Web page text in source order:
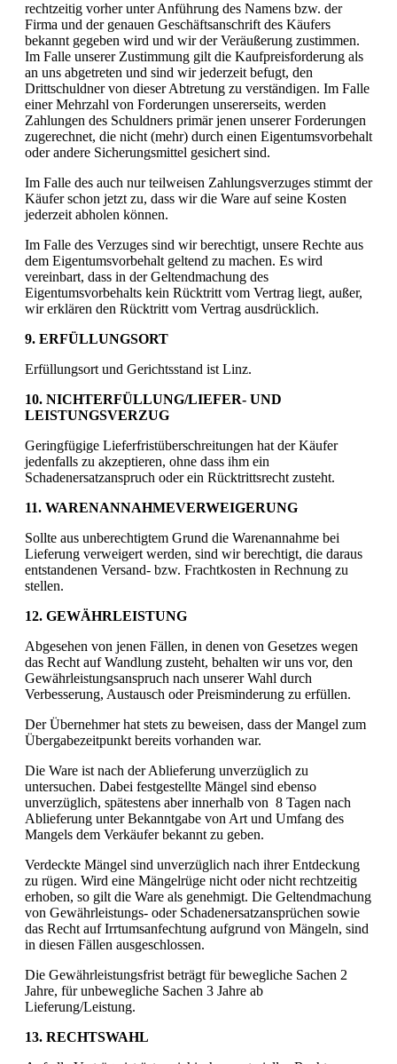
rechtzeitig vorher unter Anführung des Namens bzw. der
Firma und der genauen Geschäftsanschrift des Käufers
bekannt gegeben wird und wir der Veräußerung zustimmen.
Im Falle unserer Zustimmung gilt die Kaufpreisforderung als
an uns abgetreten und sind wir jederzeit befugt, den
Drittschuldner von dieser Abtretung zu verständigen. Im Falle
einer Mehrzahl von Forderungen unsererseits, werden
Zahlungen des Schuldners primär jenen unserer Forderungen
zugerechnet, die nicht (mehr) durch einen Eigentumsvorbehalt
oder andere Sicherungsmittel gesichert sind.
Im Falle des auch nur teilweisen Zahlungsverzuges stimmt der
Käufer schon jetzt zu, dass wir die Ware auf seine Kosten
jederzeit abholen können.
Im Falle des Verzuges sind wir berechtigt, unsere Rechte aus
dem Eigentumsvorbehalt geltend zu machen. Es wird
vereinbart, dass in der Geltendmachung des
Eigentumsvorbehalts kein Rücktritt vom Vertrag liegt, außer,
wir erklären den Rücktritt vom Vertrag ausdrücklich.
9. ERFÜLLUNGSORT
Erfüllungsort und Gerichtsstand ist Linz.
10. NICHTERFÜLLUNG/LIEFER- UND
LEISTUNGSVERZUG
Geringfügige Lieferfristüberschreitungen hat der Käufer
jedenfalls zu akzeptieren, ohne dass ihm ein
Schadenersatzanspruch oder ein Rücktrittsrecht zusteht.
11. WARENANNAHMEVERWEIGERUNG
Sollte aus unberechtigtem Grund die Warenannahme bei
Lieferung verweigert werden, sind wir berechtigt, die daraus
entstandenen Versand- bzw. Frachtkosten in Rechnung zu
stellen.
12. GEWÄHRLEISTUNG
Abgesehen von jenen Fällen, in denen von Gesetzes wegen
das Recht auf Wandlung zusteht, behalten wir uns vor, den
Gewährleistungsanspruch nach unserer Wahl durch
Verbesserung, Austausch oder Preisminderung zu erfüllen.
Der Übernehmer hat stets zu beweisen, dass der Mangel zum
Übergabezeitpunkt bereits vorhanden war.
Die Ware ist nach der Ablieferung unverzüglich zu
untersuchen. Dabei festgestellte Mängel sind ebenso
unverzüglich, spätestens aber innerhalb von 8 Tagen nach
Ablieferung unter Bekanntgabe von Art und Umfang des
Mangels dem Verkäufer bekannt zu geben.
Verdeckte Mängel sind unverzüglich nach ihrer Entdeckung
zu rügen. Wird eine Mängelrüge nicht oder nicht rechtzeitig
erhoben, so gilt die Ware als genehmigt. Die Geltendmachung
von Gewährleistungs- oder Schadenersatzansprüchen sowie
das Recht auf Irrtumsanfechtung aufgrund von Mängeln, sind
in diesen Fällen ausgeschlossen.
Die Gewährleistungsfrist beträgt für bewegliche Sachen 2
Jahre, für unbewegliche Sachen 3 Jahre ab
Lieferung/Leistung.
13. RECHTSWAHL